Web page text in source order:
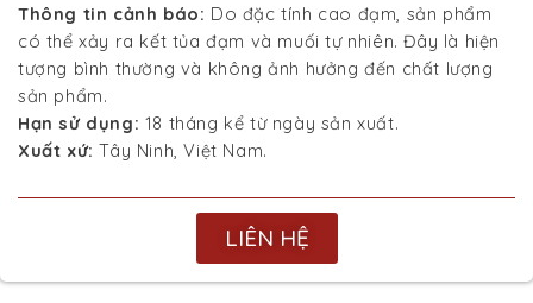
Thông tin cảnh báo: Do đặc tính cao đạm, sản phẩm
có thể xảy ra kết tủa đạm và muối tự nhiên. Đây là hiện
tượng bình thường và không ảnh hưởng đến chất lượng
sản phẩm.
Hạn sử dụng: 18 tháng kể từ ngày sản xuất.
Xuất xứ: Tây Ninh, Việt Nam.
LIÊN HỆ